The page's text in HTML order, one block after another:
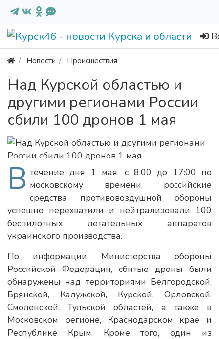
Новости Происшествия
Над Курской областью и
другими регионами России
сбили 100 дронов 1 мая
В течение дня 1 мая, с 8:00 до 17:00 по
московскому времени, российские
средства противовоздушной обороны
успешно перехватили и нейтрализовали 100
беспилотных летательных аппаратов
украинского производства.
По информации Министерства обороны
Российской Федерации, сбитые дроны были
обнаружены над территориями Белгородской,
Брянской, Калужской, Курской, Орловской,
Смоленской, Тульской областей, а также в
Московском регионе, Краснодарском крае и
Республике Крым. Кроме того, один из